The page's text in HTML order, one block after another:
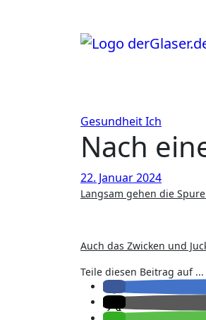
GesundheitIch
Nach
22. Januar 2024
Langsam gehen die
Auch das Zwicken und
Teile diesen Beitrag auf ...